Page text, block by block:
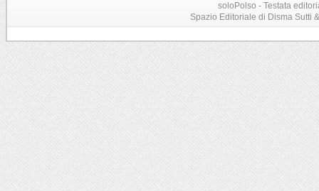
soloPolso - Testata
Spazio Editoriale di Disma Sutti